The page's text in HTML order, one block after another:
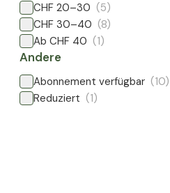
CHF 20–30 (5)
CHF 30–40 (8)
Ab CHF 40 (1)
Andere
Abonnement verfügbar (10)
Reduziert (1)